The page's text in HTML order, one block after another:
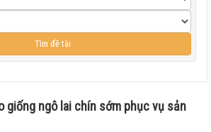
giống ngô lai chín sớm phục vụ sản